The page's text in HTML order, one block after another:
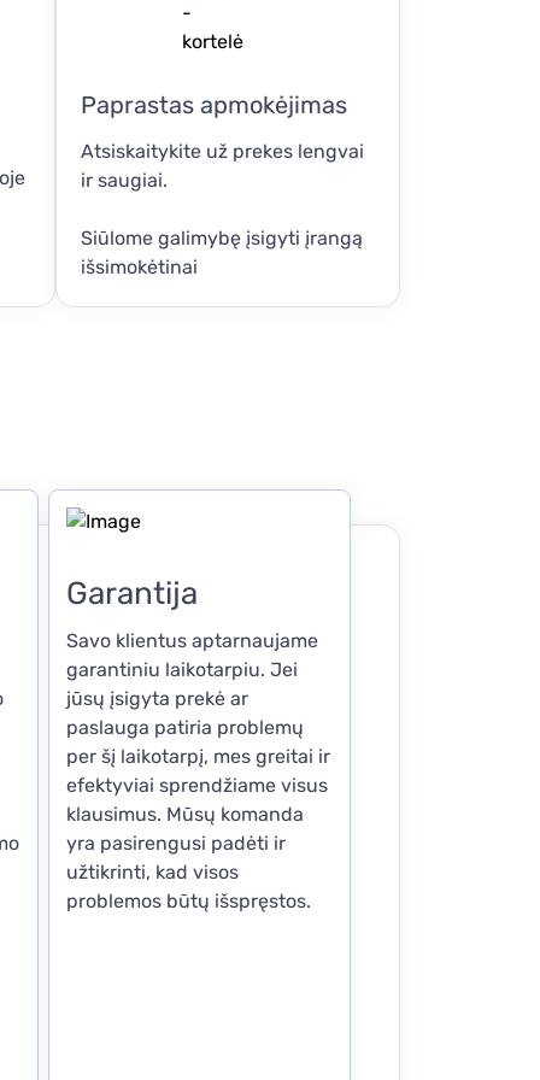
Paprastas apmokėjimas
Atsiskaitykite už prekes lengvai
ir saugiai.
Siūlome galimybę įsigyti įrangą
išsimokėtinai
Garantija
Savo klientus aptarnaujame
garantiniu laikotarpiu. Jei
jūsų įsigyta prekė ar
paslauga patiria problemų
per šį laikotarpį, mes greitai ir
efektyviai sprendžiame visus
klausimus. Mūsų komanda
yra pasirengusi padėti ir
užtikrinti, kad visos
problemos būtų išspręstos.